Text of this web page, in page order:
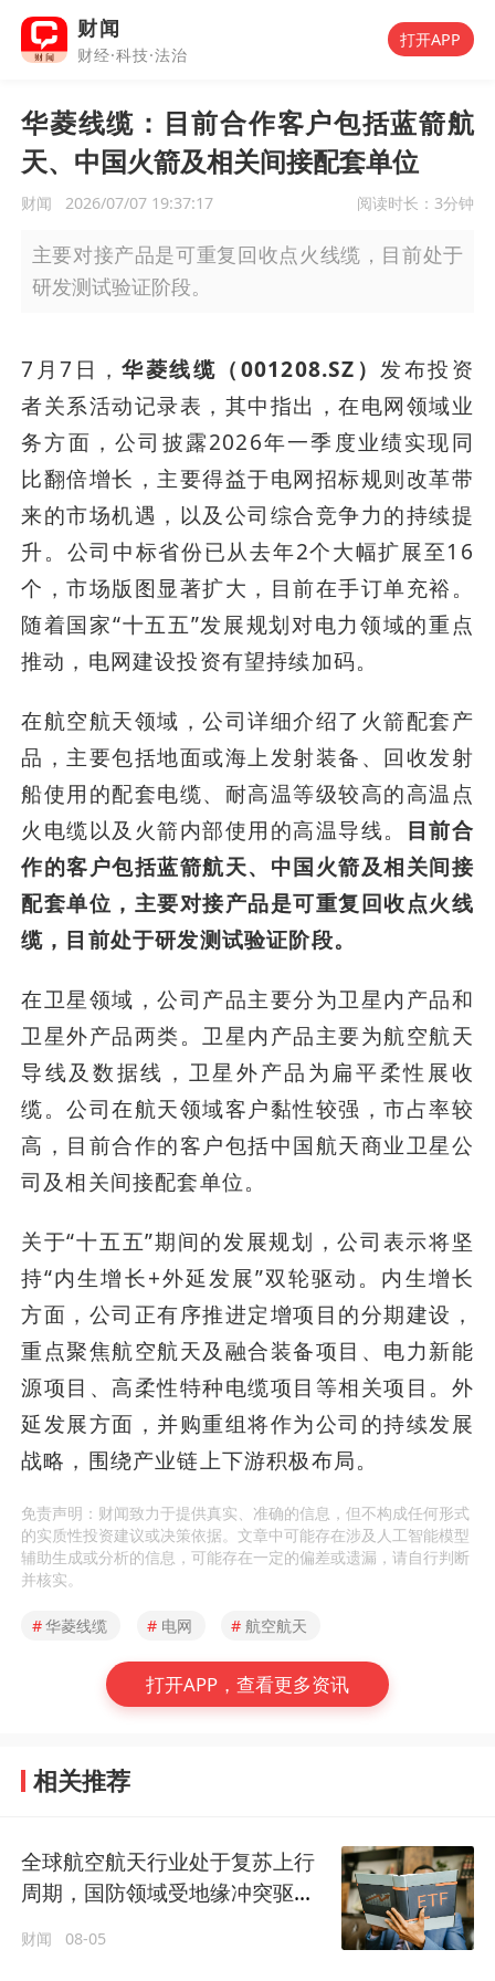
财闻
财经·科技·法治
打开APP
华菱线缆：目前合作客户包括蓝箭航
天、中国火箭及相关间接配套单位
财闻 2026/07/07 19:37:17 阅读时长： 3分钟
主要对接产品是可重复回收点火线缆，目前处于
研发测试验证阶段。
7月7日，华菱线缆（001208.SZ）发布投资
者关系活动记录表，其中指出，在电网领域业
务方面，公司披露2026年一季度业绩实现同
比翻倍增长，主要得益于电网招标规则改革带
来的市场机遇，以及公司综合竞争力的持续提
升。公司中标省份已从去年2个大幅扩展至16
个，市场版图显著扩大，目前在手订单充裕。
随着国家“十五五”发展规划对电力领域的重点
推动，电网建设投资有望持续加码。
在航空航天领域，公司详细介绍了火箭配套产
品，主要包括地面或海上发射装备、回收发射
船使用的配套电缆、耐高温等级较高的高温点
火电缆以及火箭内部使用的高温导线。 目前合
作的客户包括蓝箭航天、中国火箭及相关间接
配套单位，主要对接产品是可重复回收点火线
缆，目前处于研发测试验证阶段。
在卫星领域，公司产品主要分为卫星内产品和
卫星外产品两类。卫星内产品主要为航空航天
导线及数据线，卫星外产品为扁平柔性展收
缆。公司在航天领域客户黏性较强，市占率较
高，目前合作的客户包括中国航天商业卫星公
司及相关间接配套单位。
关于“十五五”期间的发展规划，公司表示将坚
持“内生增长+外延发展”双轮驱动。内生增长
方面，公司正有序推进定增项目的分期建设，
重点聚焦航空航天及融合装备项目、电力新能
源项目、高柔性特种电缆项目等相关项目。外
延发展方面，并购重组将作为公司的持续发展
战略，围绕产业链上下游积极布局。
免责声明：财闻致力于提供真实、准确的信息，但不构成任何形式
的实质性投资建议或决策依据。文章中可能存在涉及人工智能模型
辅助生成或分析的信息，可能存在一定的偏差或遗漏，请自行判断
并核实。
#华菱线缆 # 电网 # 航空航天
打开APP，查看更多资讯
相关推荐
全球航空航天行业处于复苏上行
周期，国防领域受地缘冲突驱动
财闻 08-05